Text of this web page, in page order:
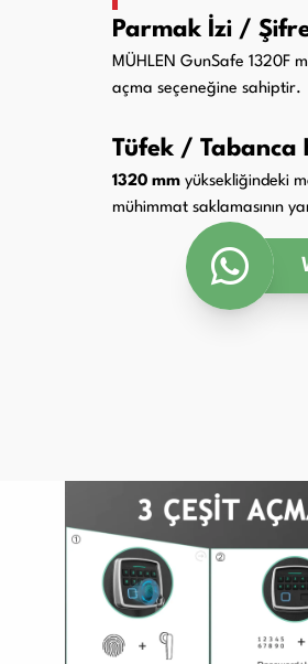
Parmak İzi /
MÜHLEN GunSafe 1320F
açma seçeneğine sahiptir.
Tüfek / Tabanca
1320 mm yüksekliğindeki
mühimmat saklamasının